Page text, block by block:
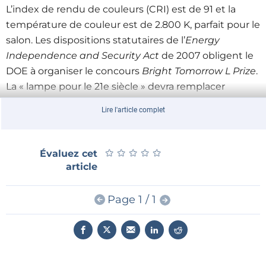
L’index de rendu de couleurs (CRI) est de 91 et la
température de couleur est de 2.800 K, parfait pour le
salon. Les dispositions statutaires de l’Energy
Independence and Security Act de 2007 obligent le
DOE à organiser le concours Bright Tomorrow L Prize.
La « lampe pour le 21e siècle » devra remplacer
60 W. Les spécifications provisoires sont :
– Luminosité >1200 lm
– Température de couleur 2.800 à 3.000 K
Lire l'article complet
Évaluez cet
article
★ ★ ★ ★ ★
★ ★ ★ ★ ★
Page 1 / 1